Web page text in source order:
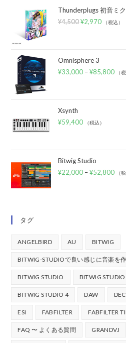
Thunderplugs 初音ミ
¥4,500 ¥2,970 （税込）
Omnisphere 3
¥33,000 –¥85,800 （
Xsynth
¥59,400 （税込）
Bitwig Studio
¥22,000 –¥52,800 （
タグ
ANGELBIRD AU BITWIG
BITWIG-STUDIOで良い感じに音楽を作
BITWIG STUDIO BITWIG STUDIO
BITWIG STUDIO 4 DAW
ESI FABFILTER FABFILTER
FAQ 〜 よくある質問 GRANDVJ